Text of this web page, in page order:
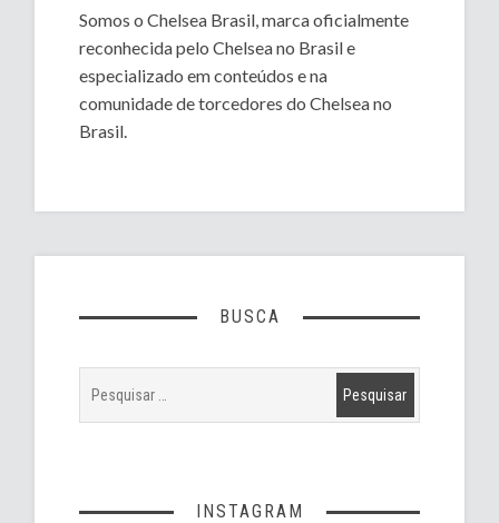
Somos o Chelsea Brasil, marca oficialmente
reconhecida pelo Chelsea no Brasil e
especializado em conteúdos e na
comunidade de torcedores do Chelsea no
Brasil.
BUSCA
INSTAGRAM